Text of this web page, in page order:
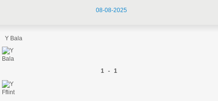
08-08-2025
Y Bala
1 - 1